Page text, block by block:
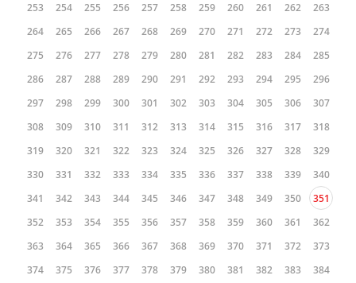
253
254 255 256 257 258 259 260 261 262
263
264
265 266 267 268 269 270 271 272 273
274
275
276 277 278 279 280 281 282 283 284
285
286
287 288 289 290 291 292 293 294 295
296
297
298 299 300 301 302 303 304 305 306
307
308
309 310 311 312 313 314 315 316 317
318
319
320 321 322 323 324 325 326 327 328
329
330
331 332 333 334 335 336 337 338 339
340
341
342 343 344 345 346 347 348 349 350
351
352
353 354 355 356 357 358 359 360 361
362
363
364 365 366 367 368 369 370 371 372
373
374
375 376 377 378 379 380 381 382 383
384